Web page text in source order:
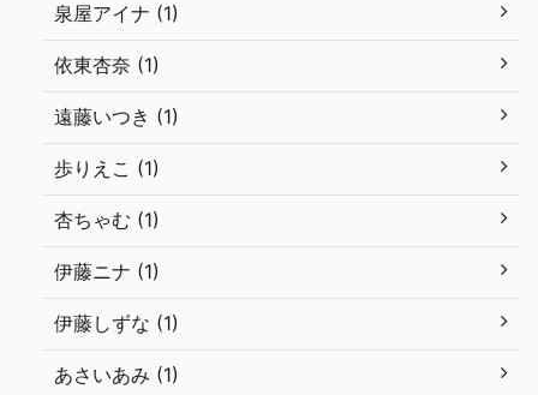
泉屋アイナ (1)
依東杏奈 (1)
遠藤いつき (1)
歩りえこ (1)
杏ちゃむ (1)
伊藤ニナ (1)
伊藤しずな (1)
あさいあみ (1)